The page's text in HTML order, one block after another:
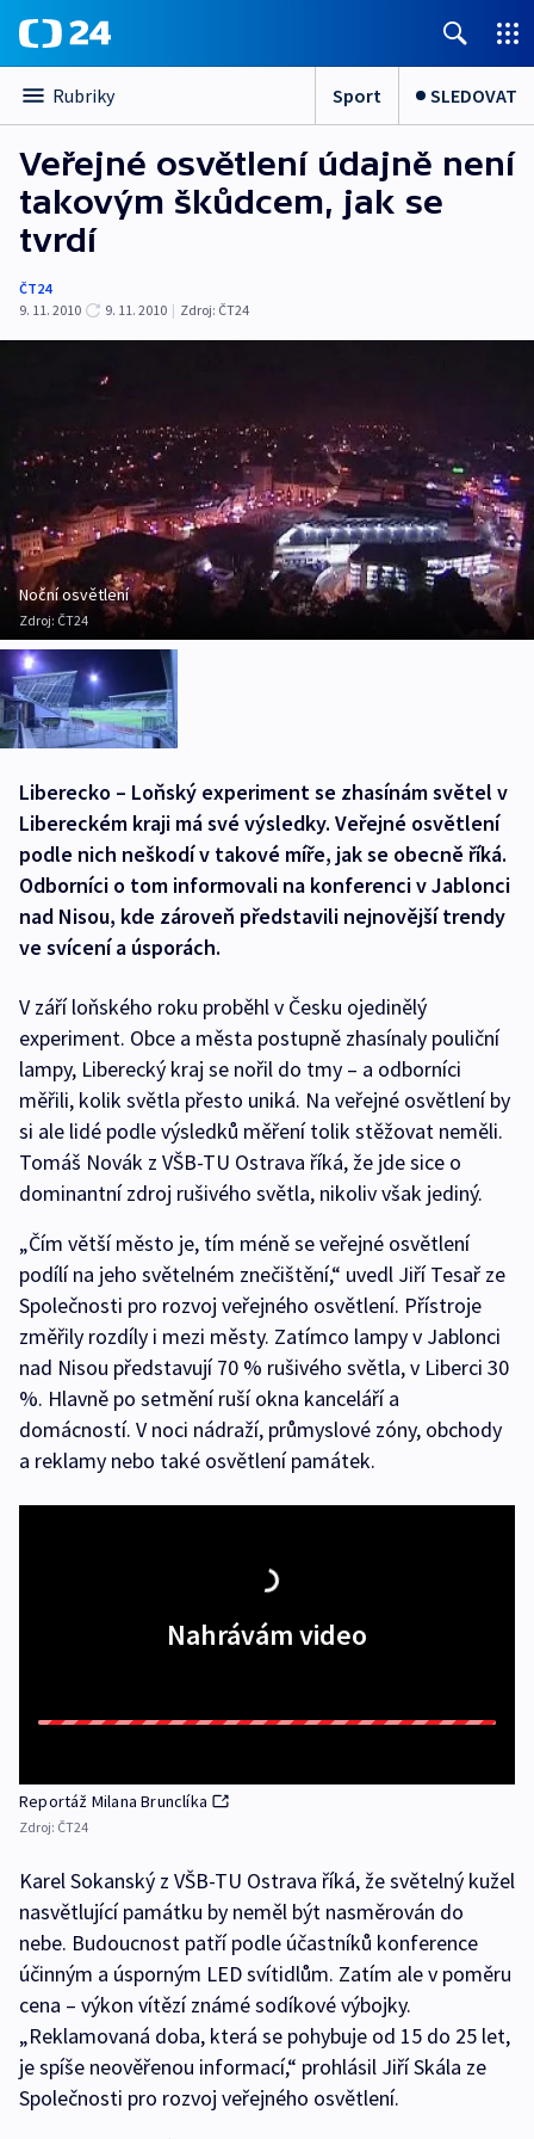
Rubriky Sport SLEDOVAT
Veřejné osvětlení údajně není
takovým škůdcem, jak se
tvrdí
ČT24
9. 11. 2010
9. 11. 2010 | Zdroj: ČT24
Noční osvětlení
Zdroj: ČT24
Liberecko – Loňský experiment se zhasínám světel v
Libereckém kraji má své výsledky. Veřejné osvětlení
podle nich neškodí v takové míře, jak se obecně říká.
Odborníci o tom informovali na konferenci v Jablonci
nad Nisou, kde zároveň představili nejnovější trendy
ve svícení a úsporách.
V září loňského roku proběhl v Česku ojedinělý
experiment. Obce a města postupně zhasínaly pouliční
lampy, Liberecký kraj se nořil do tmy – a odborníci
měřili, kolik světla přesto uniká. Na veřejné osvětlení by
si ale lidé podle výsledků měření tolik stěžovat neměli.
Tomáš Novák z VŠB-TU Ostrava říká, že jde sice o
dominantní zdroj rušivého světla, nikoliv však jediný.
„Čím větší město je, tím méně se veřejné osvětlení
podílí na jeho světelném znečištění,“ uvedl Jiří Tesař ze
Společnosti pro rozvoj veřejného osvětlení. Přístroje
změřily rozdíly i mezi městy. Zatímco lampy v Jablonci
nad Nisou představují 70 % rušivého světla, v Liberci 30
%. Hlavně po setmění ruší okna kanceláří a
domácností. V noci nádraží, průmyslové zóny, obchody
a reklamy nebo také osvětlení památek.
Nahrávám video
Reportáž Milana Brunclíka
Zdroj: ČT24
Karel Sokanský z VŠB-TU Ostrava říká, že světelný kužel
nasvětlující památku by neměl být nasměrován do
nebe. Budoucnost patří podle účastníků konference
účinným a úsporným LED svítidlům. Zatím ale v poměru
cena – výkon vítězí známé sodíkové výbojky.
„Reklamovaná doba, která se pohybuje od 15 do 25 let,
je spíše neověřenou informací,“ prohlásil Jiří Skála ze
Společnosti pro rozvoj veřejného osvětlení.